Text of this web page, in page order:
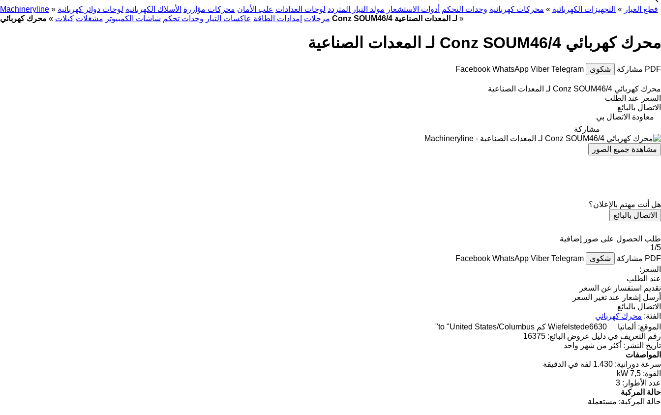
Machineryline » قطع الغيار » التجهيزات الكهربائية » محركات كهربائية وحدات التحكم أدوات الاستشعار مولد التيار المتردد لوحات العدادات علب الأمان محركات مؤازرة الأسلاك الكهربائية لوحات دوائر كهربائية
مرحلات إمدادات الطاقة عاكسات التيار وحدات تحكم شاشات الكمبيوتر مشغلات كبلات » محرك كهربائي Conz SOUM46/4 لـ المعدات الصناعية »
محرك كهربائي Conz SOUM46/4 لـ المعدات الصناعية
PDF مشاركة شكوى Facebook WhatsApp Viber Telegram
محرك كهربائي Conz SOUM46/4 لـ المعدات الصناعية
السعر عند الطلب
الاتصال بالبائع
معاودة الاتصال بي
مشاركة
مشاهدة جميع الصور
هل أنت مهتم بالإعلان؟
الاتصال بالبائع
طلب الحصول على صور إضافية
1/5
PDF مشاركة شكوى Facebook WhatsApp Viber Telegram
السعر:
عند الطلب
تقديم استفسار عن السعر
أرسل إشعار عند تغير السعر
الاتصال بالبائع
الفئة: محرك كهربائي
الموقع: ألمانيا Wiefelstede6630 كم to "United States/Columbus"
رقم التعريف في دليل عروض البائع: 16375
تاريخ النشر: أكثر من شهر واحد
المواصفات
سرعة دورانية: 1.430 لفة في الدقيقة
القوة: 7,5 kW
عدد الأطوار: 3
حالة المركبة
حالة المركبة: مستعملة